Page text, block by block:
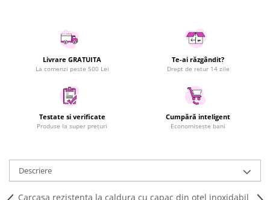
Accesorii si piese masini spalat
Aparate Frigorifice
Aparate Racire Aer
Aragaze si cuptoare cu microunde
Climatizare & sisteme de incalzire
Electrocasnice pentru Bucatarie
Purificatoare de aer
Fashion
Livrare GRATUITA
La comenzi peste 500 Lei
Te-ai răzgândit?
Drept de retur 14 zile
Testate si verificate
Produse la super prețuri
Cumpără inteligent
Economisește bani
Descriere
Carcasa rezistenta la caldura cu capac din otel inoxidabil